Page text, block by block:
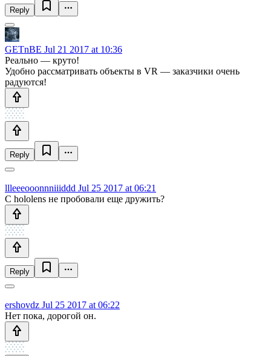
Reply
GETnBE Jul 21 2017 at 10:36
Реально — круто!
Удобно рассматривать объекты в VR — заказчики очень
радуются!
Reply
llleeeooonnniiiddd Jul 25 2017 at 06:21
С hololens не пробовали еще дружить?
Reply
ershovdz Jul 25 2017 at 06:22
Нет пока, дорогой он.